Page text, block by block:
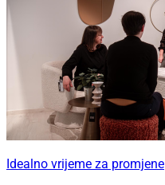
Idealno vrijeme za promjene